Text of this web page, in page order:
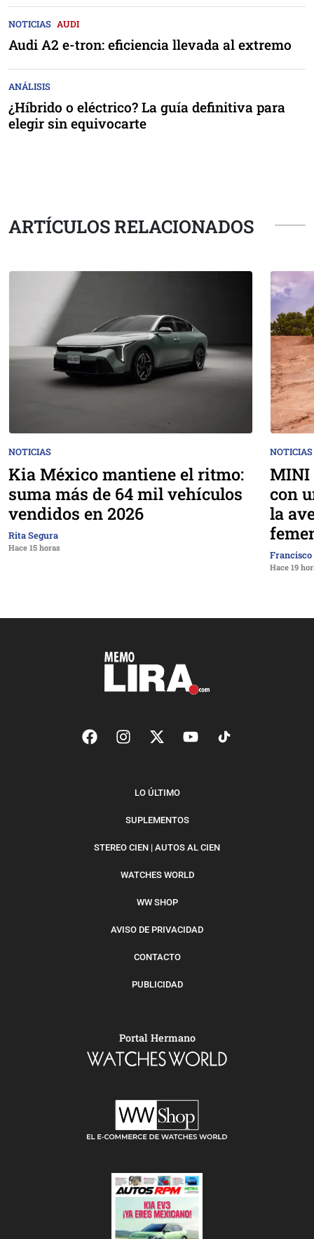
NOTICIAS AUDI
Audi A2 e-tron: eficiencia llevada al extremo
ANÁLISIS
¿Híbrido o eléctrico? La guía definitiva para
elegir sin equivocarte
ARTÍCULOS RELACIONADOS
NOTICIAS
Kia México mantiene el ritmo:
suma más de 64 mil vehículos
vendidos en 2026
Rita Segura
Hace 15 horas
NOTICIAS
MINI
con
la
Hace 19
LO ÚLTIMO
SUPLEMENTOS
STEREO CIEN | AUTOS AL CIEN
WATCHES WORLD
WW SHOP
AVISO DE PRIVACIDAD
CONTACTO
PUBLICIDAD
Portal Hermano